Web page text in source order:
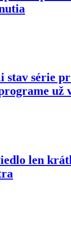
stav série
už
len